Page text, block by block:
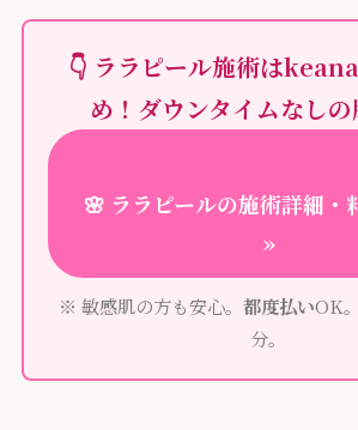
👇 ララピール施術は
め！ ダウンタイムなし
🌸 ララピールの施術詳細 ・
»
※ 敏感肌の方も安心。 都度払いOK
分。